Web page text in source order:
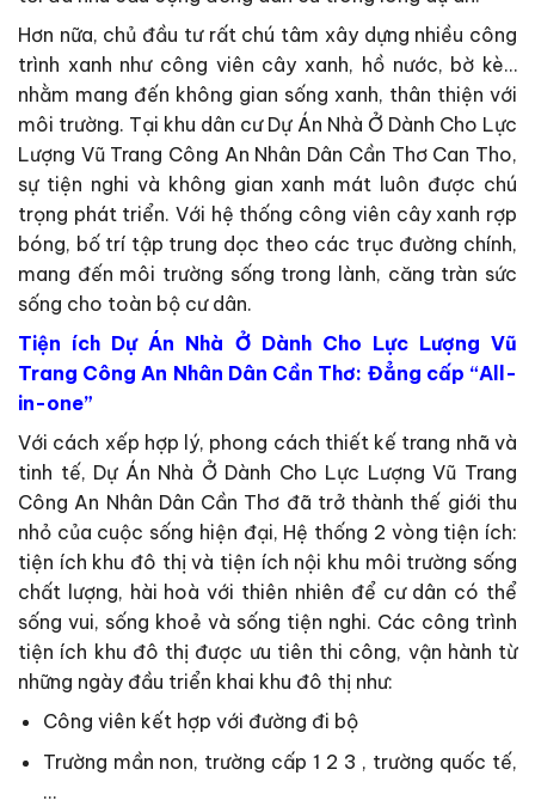
Hơn nữa, chủ đầu tư rất chú tâm xây dựng nhiều công
trình xanh như công viên cây xanh, hồ nước, bờ kè…
nhằm mang đến không gian sống xanh, thân thiện với
môi trường. Tại khu dân cư Dự Án Nhà Ở Dành Cho Lực
Lượng Vũ Trang Công An Nhân Dân Cần Thơ Can Tho,
sự tiện nghi và không gian xanh mát luôn được chú
trọng phát triển. Với hệ thống công viên cây xanh rợp
bóng, bố trí tập trung dọc theo các trục đường chính,
mang đến môi trường sống trong lành, căng tràn sức
sống cho toàn bộ cư dân.
Tiện ích Dự Án Nhà Ở Dành Cho Lực Lượng Vũ
Trang Công An Nhân Dân Cần Thơ: Đẳng cấp “All-
in-one”
Với cách xếp hợp lý, phong cách thiết kế trang nhã và
tinh tế, Dự Án Nhà Ở Dành Cho Lực Lượng Vũ Trang
Công An Nhân Dân Cần Thơ đã trở thành thế giới thu
nhỏ của cuộc sống hiện đại, Hệ thống 2 vòng tiện ích:
tiện ích khu đô thị và tiện ích nội khu môi trường sống
chất lượng, hài hoà với thiên nhiên để cư dân có thể
sống vui, sống khoẻ và sống tiện nghi. Các công trình
tiện ích khu đô thị được ưu tiên thi công, vận hành từ
những ngày đầu triển khai khu đô thị như:
Công viên kết hợp với đường đi bộ
Trường mần non, trường cấp 1 2 3 , trường quốc tế,
…